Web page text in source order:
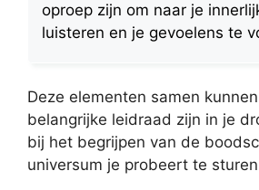
oproep zijn om naar je
luisteren en je gevoelens te
Deze elementen samen
belangrijke leidraad zijn in je
bij het begrijpen van de
universum je probeert te